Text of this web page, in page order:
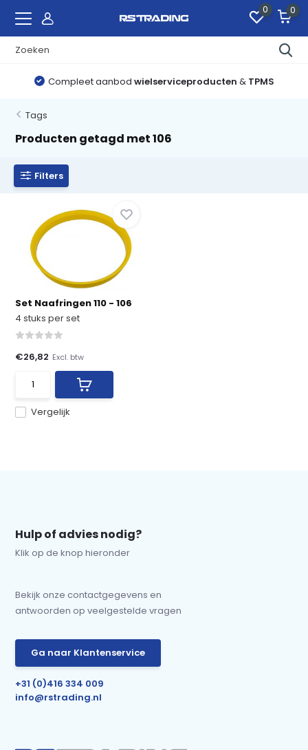
0 0
Compleet aanbod wielserviceproducten & TPMS
Tags
Producten getagd met 106
Filters
Set Naafringen 110 - 106
4 stuks per set
Vergelijk
€26,82 Excl. btw
Hulp of advies nodig?
Klik op de knop hieronder
Bekijk onze contactgegevens en
antwoorden op veelgestelde vragen
Ga naar Klantenservice
+31 (0)416 334 009
info@rstrading.nl